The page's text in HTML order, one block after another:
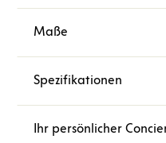
Maße
Spezifikationen
Ihr persönlicher